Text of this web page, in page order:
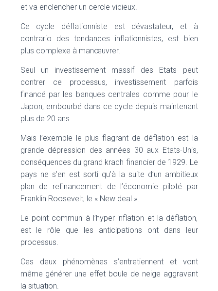
et va enclencher un cercle vicieux.
Ce cycle déflationniste est dévastateur, et à
contrario des tendances inflationnistes, est bien
plus complexe à manœuvrer.
Seul un investissement massif des Etats peut
contrer ce processus, investissement parfois
financé par les banques centrales comme pour le
Japon, embourbé dans ce cycle depuis maintenant
plus de 20 ans.
Mais l’exemple le plus flagrant de déflation est la
grande dépression des années 30 aux Etats-Unis,
conséquences du grand krach financier de 1929. Le
pays ne s’en est sorti qu’à la suite d’un ambitieux
plan de refinancement de l’économie piloté par
Franklin Roosevelt, le « New deal ».
Le point commun à l’hyper-inflation et la déflation,
est le rôle que les anticipations ont dans leur
processus.
Ces deux phénomènes s’entretiennent et vont
même générer une effet boule de neige aggravant
la situation.